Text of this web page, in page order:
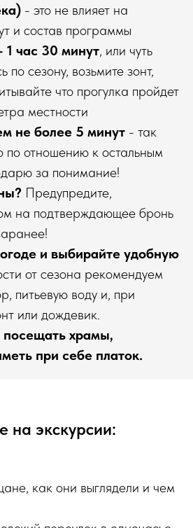
- это не влияет на
и состав программы
1 час 30 минут, или чуть
по сезону, возьмите зонт,
что прогулка пройдет
местности
не более 5 минут - так
по отношению к остальным
за понимание!
Предупредите,
на подтверждающее бронь
и выбирайте удобную
от сезона рекомендуем
питьевую воду и, при
или дождевик.
посещать храмы,
при себе платок.
на экскурсии:
как они выглядели и чем